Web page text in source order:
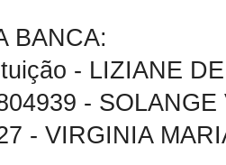
BANCA:
- LIZIANE
-
- VIRGINIA